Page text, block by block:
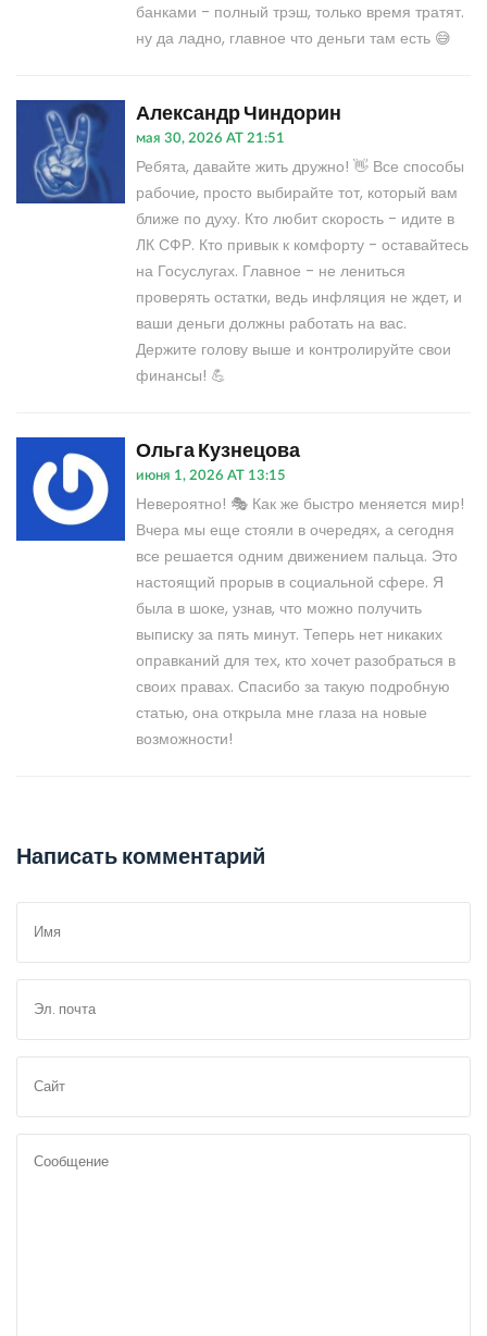
банками - полный трэш, только время тратят.
ну да ладно, главное что деньги там есть 😅
Александр Чиндорин
мая 30, 2026 AT 21:51
Ребята, давайте жить дружно! 👋 Все способы
рабочие, просто выбирайте тот, который вам
ближе по духу. Кто любит скорость - идите в
ЛК СФР. Кто привык к комфорту - оставайтесь
на Госуслугах. Главное - не лениться
проверять остатки, ведь инфляция не ждет, и
ваши деньги должны работать на вас.
Держите голову выше и контролируйте свои
финансы! 💪
Ольга Кузнецова
июня 1, 2026 AT 13:15
Невероятно! 🎭 Как же быстро меняется мир!
Вчера мы еще стояли в очередях, а сегодня
все решается одним движением пальца. Это
настоящий прорыв в социальной сфере. Я
была в шоке, узнав, что можно получить
выписку за пять минут. Теперь нет никаких
оправканий для тех, кто хочет разобраться в
своих правах. Спасибо за такую подробную
статью, она открыла мне глаза на новые
возможности!
Написать комментарий